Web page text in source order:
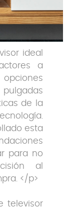
ideal
a
opciones
de la
esta
para no
al
</p>
televisor